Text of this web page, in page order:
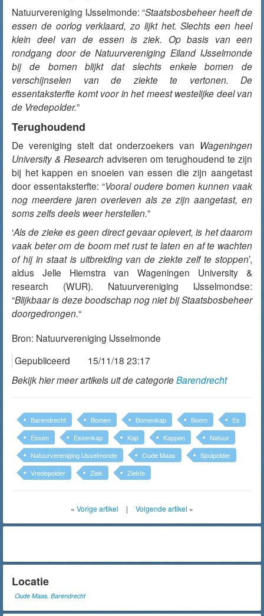
Natuurvereniging IJsselmonde: “Staatsbosbeheer heeft de
essen de oorlog verklaard, zo lijkt het. Slechts een heel
klein deel van de essen is ziek. Op basis van een
rondgang door de Natuurvereniging Eiland IJsselmonde
bij de bomen blijkt dat slechts enkele bomen de
verschijnselen van de ziekte te vertonen. De
essentaksterfte komt voor in het meest westelijke deel van
de Vredepolder.”
Terughoudend
De vereniging stelt dat onderzoekers van Wageningen
University & Research adviseren om terughoudend te zijn
bij het kappen en snoeien van essen die zijn aangetast
door essentaksterfte: “Vooral oudere bomen kunnen vaak
nog meerdere jaren overleven als ze zijn aangetast, en
soms zelfs deels weer herstellen.”
‘Als de zieke es geen direct gevaar oplevert, is het daarom
vaak beter om de boom met rust te laten en af te wachten
of hij in staat is uitbreiding van de ziekte zelf te stoppen’,
aldus Jelle Hiemstra van Wageningen University &
research (WUR). Natuurvereniging IJsselmondse:
“Blijkbaar is deze boodschap nog niet bij Staatsbosbeheer
doorgedrongen.“
Bron: Natuurvereniging IJsselmonde
Gepubliceerd
15/11/18 23:17
Bekijk hier meer artikels uit de categorieBarendrecht
Barendrecht Bomen Bomenkap Boom
Es
Essen
Essenkap Kap Kappen
Natuur
Natuurvereniging IJsselmonde
Oude Maas
Spuipolder
Vredepolder
Ziek Ziekte
« Vorige artikel | Volgende artikel »
Locatie
Oude Maas, Barendrecht